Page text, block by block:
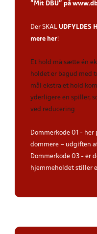
”Mit DBU” på
Der SKAL UDFYLDES
mere her!
Et hold må sætte én
holdet er bagud med
mål ekstra et hold
yderligere en spiller,
ved reducering
Dommerkode 01 -
dommere – udgiften
Dommerkode 03 - er
hjemmeholdet stiller